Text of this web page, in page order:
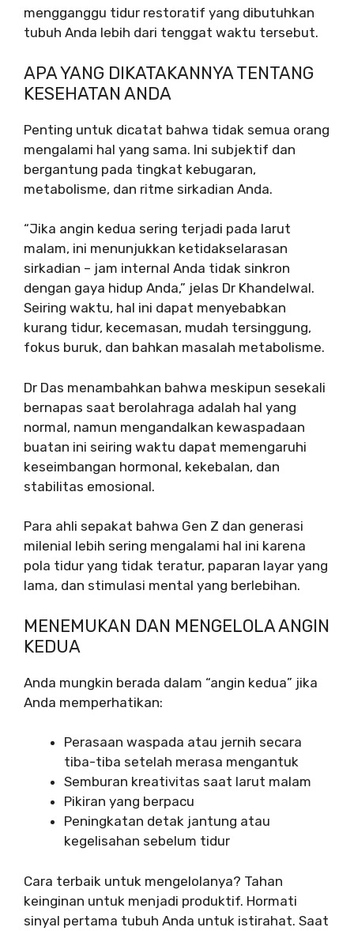
mengganggu tidur restoratif yang dibutuhkan
tubuh Anda lebih dari tenggat waktu tersebut.
APA YANG DIKATAKANNYA TENTANG
KESEHATAN ANDA
Penting untuk dicatat bahwa tidak semua orang
mengalami hal yang sama. Ini subjektif dan
bergantung pada tingkat kebugaran,
metabolisme, dan ritme sirkadian Anda.
“Jika angin kedua sering terjadi pada larut
malam, ini menunjukkan ketidakselarasan
sirkadian – jam internal Anda tidak sinkron
dengan gaya hidup Anda,” jelas Dr Khandelwal.
Seiring waktu, hal ini dapat menyebabkan
kurang tidur, kecemasan, mudah tersinggung,
fokus buruk, dan bahkan masalah metabolisme.
Dr Das menambahkan bahwa meskipun sesekali
bernapas saat berolahraga adalah hal yang
normal, namun mengandalkan kewaspadaan
buatan ini seiring waktu dapat memengaruhi
keseimbangan hormonal, kekebalan, dan
stabilitas emosional.
Para ahli sepakat bahwa Gen Z dan generasi
milenial lebih sering mengalami hal ini karena
pola tidur yang tidak teratur, paparan layar yang
lama, dan stimulasi mental yang berlebihan.
MENEMUKAN DAN MENGELOLA ANGIN
KEDUA
Anda mungkin berada dalam “angin kedua” jika
Anda memperhatikan:
Perasaan waspada atau jernih secara
tiba-tiba setelah merasa mengantuk
Semburan kreativitas saat larut malam
Pikiran yang berpacu
Peningkatan detak jantung atau
kegelisahan sebelum tidur
Cara terbaik untuk mengelolanya? Tahan
keinginan untuk menjadi produktif. Hormati
sinyal pertama tubuh Anda untuk istirahat. Saat